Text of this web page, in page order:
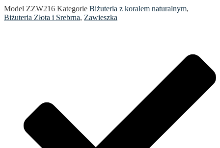
Model ZZW216 Kategorie Biżuteria z koralem naturalnym,
Biżuteria Złota i Srebrna, Zawieszka